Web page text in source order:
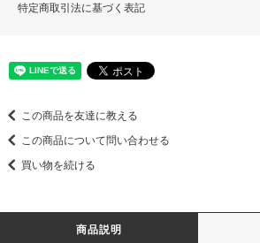
特定商取引法に基づく表記
この商品を友達に教える
この商品について問い合わせる
買い物を続ける
商品説明